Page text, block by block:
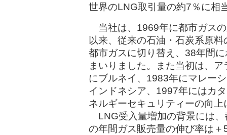
世界のLNG取引量の約7％に相
当社は、1969年に都市ガス
以来、従来の石油・石炭系原
都市ガスに切り替え、38年間
まいりました。また当初は、
にブルネイ、1983年にマレー
インドネシア、1997年にはカ
ネルギーセキュリティーの向
LNG受入量増加の背景には、
の年間ガス販売量の伸び率は